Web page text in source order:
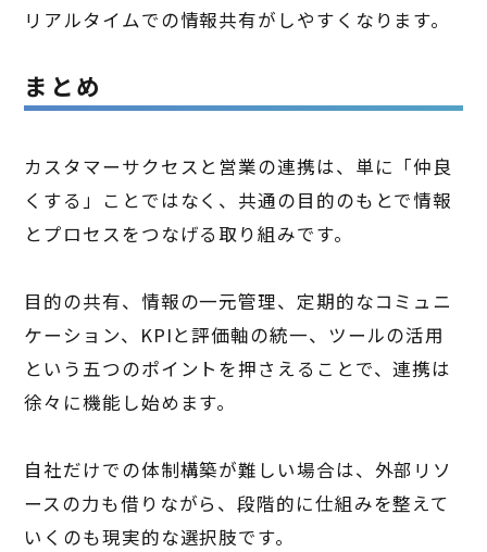
リアルタイムでの情報共有がしやすくなります。
まとめ
カスタマーサクセスと営業の連携は、単に「仲良
くする」ことではなく、共通の目的のもとで情報
とプロセスをつなげる取り組みです。
目的の共有、情報の一元管理、定期的なコミュニ
ケーション、KPIと評価軸の統一、ツールの活用
という五つのポイントを押さえることで、連携は
徐々に機能し始めます。
自社だけでの体制構築が難しい場合は、外部リソ
ースの力も借りながら、段階的に仕組みを整えて
いくのも現実的な選択肢です。